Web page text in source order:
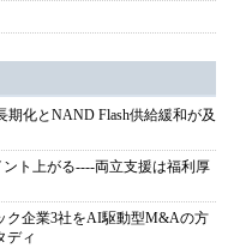
化とNAND Flash供給緩和が及
ント上がる----両立支援は福利厚
ク企業3社をAI駆動型M&Aの方
ディ